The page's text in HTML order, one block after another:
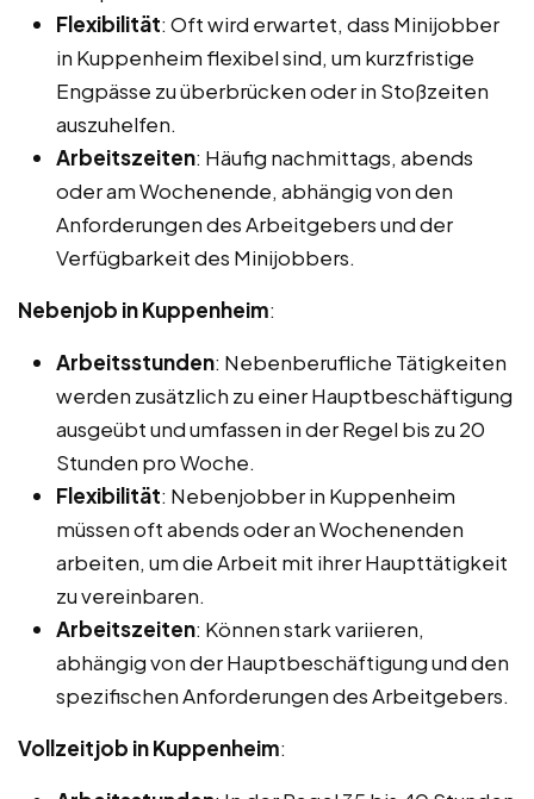
Flexibilität: Oft wird erwartet, dass Minijobber
in Kuppenheim flexibel sind, um kurzfristige
Engpässe zu überbrücken oder in Stoßzeiten
auszuhelfen.
Arbeitszeiten: Häufig nachmittags, abends
oder am Wochenende, abhängig von den
Anforderungen des Arbeitgebers und der
Verfügbarkeit des Minijobbers.
Nebenjob in Kuppenheim:
Arbeitsstunden: Nebenberufliche Tätigkeiten
werden zusätzlich zu einer Hauptbeschäftigung
ausgeübt und umfassen in der Regel bis zu 20
Stunden pro Woche.
Flexibilität: Nebenjobber in Kuppenheim
müssen oft abends oder an Wochenenden
arbeiten, um die Arbeit mit ihrer Haupttätigkeit
zu vereinbaren.
Arbeitszeiten: Können stark variieren,
abhängig von der Hauptbeschäftigung und den
spezifischen Anforderungen des Arbeitgebers.
Vollzeitjob in Kuppenheim: